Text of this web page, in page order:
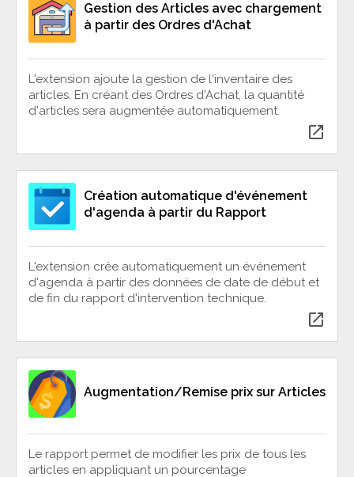
Gestion des Articles avec chargement
à partir des Ordres d'Achat
L'extension ajoute la gestion de l'inventaire des
articles. En créant des Ordres d'Achat, la quantité
d'articles sera augmentée automatiquement.
open_in_new
Création automatique d'événement
d'agenda à partir du Rapport
L'extension crée automatiquement un événement
d'agenda à partir des données de date de début et
de fin du rapport d'intervention technique.
open_in_new
Augmentation/Remise prix sur Articles
Le rapport permet de modifier les prix de tous les
articles en appliquant un pourcentage